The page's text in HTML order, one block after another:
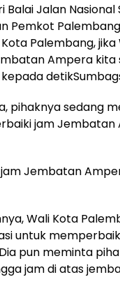
Balai Jalan Nasional
Pemkot
Palembang,
Ampera kita
pihaknya sedang
jam Jembatan
Jembatan
Wali Kota
untuk
pun meminta
jam di atas